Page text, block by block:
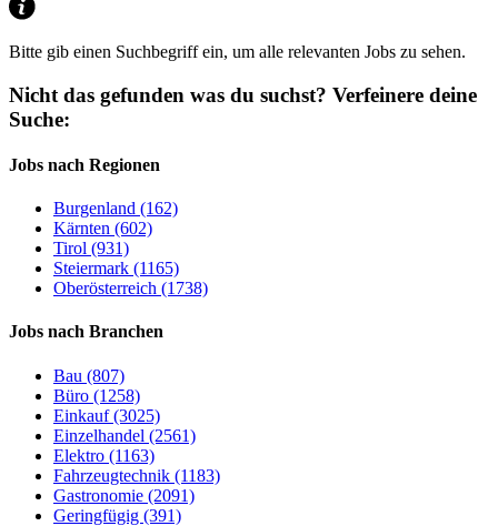
Bitte gib einen Suchbegriff ein, um alle relevanten Jobs zu sehen.
Nicht das gefunden was du suchst? Verfeinere deine
Suche:
Jobs nach Regionen
Burgenland (162)
Kärnten (602)
Tirol (931)
Steiermark (1165)
Oberösterreich (1738)
Jobs nach Branchen
Bau (807)
Büro (1258)
Einkauf (3025)
Einzelhandel (2561)
Elektro (1163)
Fahrzeugtechnik (1183)
Gastronomie (2091)
Geringfügig (391)